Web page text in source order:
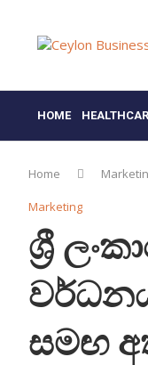
HOME
Home
Marketing
ශ්‍රී
සමඟ